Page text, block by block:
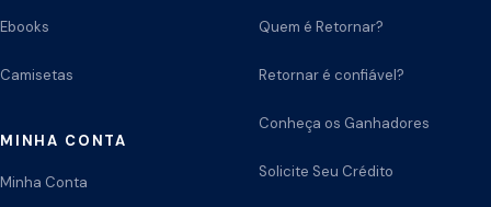
Ebooks
Camisetas
MINHA CONTA
Minha Conta
Quem é Retornar?
Retornar é confiável?
Conheça os Ganhadores
Solicite Seu Crédito